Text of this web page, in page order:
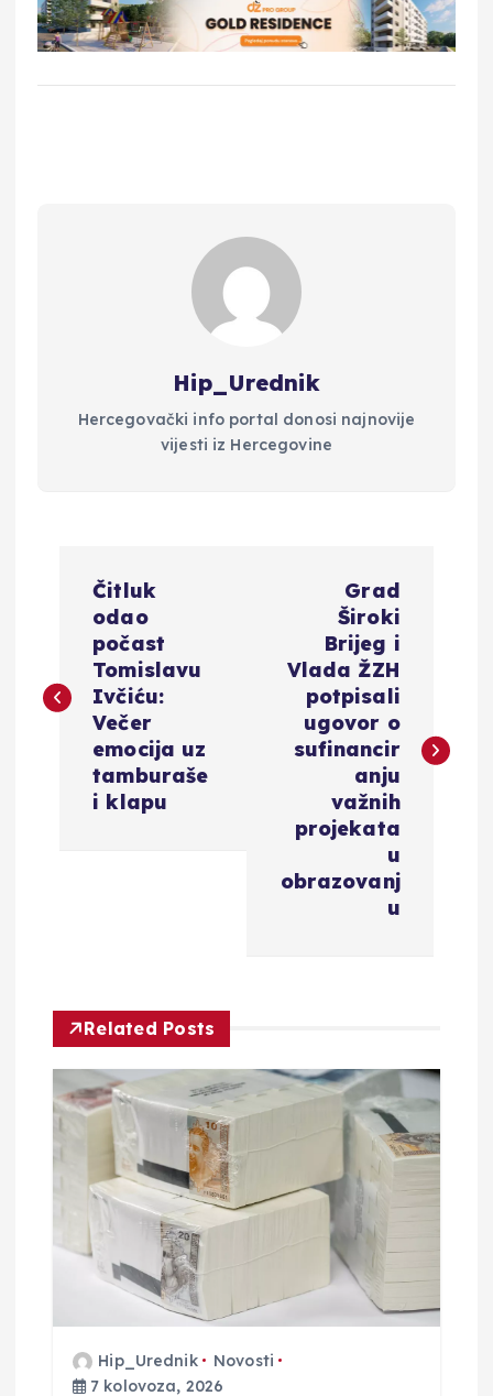
Hip_Urednik
Hercegovački info portal donosi najnovije
vijesti iz Hercegovine
v
a
o
b
v
Čitluk
odao
počast
Tomislavu
Ivčiću:
Večer
emocija uz
tamburaše
i klapu
Grad
Široki
Brijeg i
Vlada ŽZH
potpisali
ugovor o
sufinancir
anju
važnih
projekata
u
obrazovanj
u
Related Posts
Hip_Urednik
Novosti
7 kolovoza, 2026